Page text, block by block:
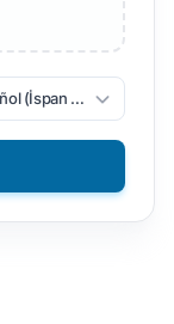
(İspan dili)